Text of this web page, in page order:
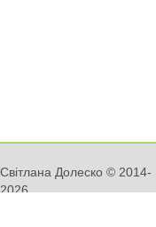
Світлана Долеско © 2014-
2026